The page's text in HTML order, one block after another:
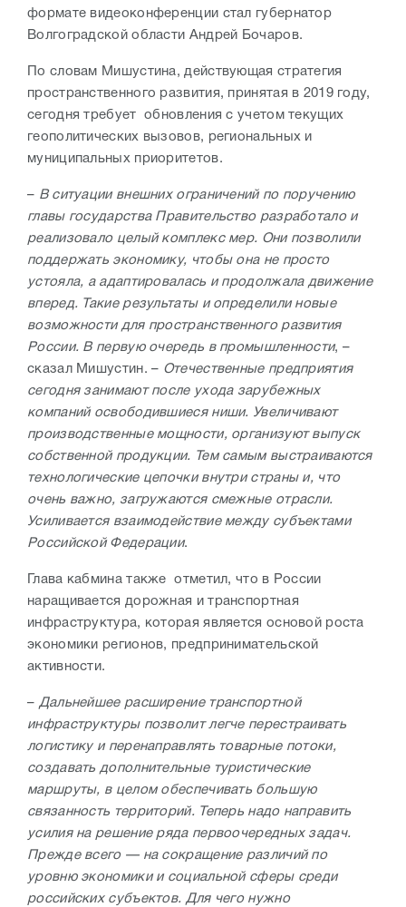
формате видеоконференции стал губернатор
Волгоградской области Андрей Бочаров.
По словам Мишустина, действующая стратегия
пространственного развития, принятая в 2019 году,
сегодня требует обновления с учетом текущих
геополитических вызовов, региональных и
муниципальных приоритетов.
– В ситуации внешних ограничений по поручению
главы государства Правительство разработало и
реализовало целый комплекс мер. Они позволили
поддержать экономику, чтобы она не просто
устояла, а адаптировалась и продолжала движение
вперед. Такие результаты и определили новые
возможности для пространственного развития
России. В первую очередь в промышленности, –
сказал Мишустин. – Отечественные предприятия
сегодня занимают после ухода зарубежных
компаний освободившиеся ниши. Увеличивают
производственные мощности, организуют выпуск
собственной продукции. Тем самым выстраиваются
технологические цепочки внутри страны и, что
очень важно, загружаются смежные отрасли.
Усиливается взаимодействие между субъектами
Российской Федерации.
Глава кабмина также отметил, что в России
наращивается дорожная и транспортная
инфраструктура, которая является основой роста
экономики регионов, предпринимательской
активности.
– Дальнейшее расширение транспортной
инфраструктуры позволит легче перестраивать
логистику и перенаправлять товарные потоки,
создавать дополнительные туристические
маршруты, в целом обеспечивать большую
связанность территорий. Теперь надо направить
усилия на решение ряда первоочередных задач.
Прежде всего — на сокращение различий по
уровню экономики и социальной сферы среди
российских субъектов. Для чего нужно